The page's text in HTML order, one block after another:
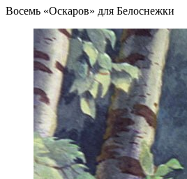
Восемь «Оскаров» для Белоснежки